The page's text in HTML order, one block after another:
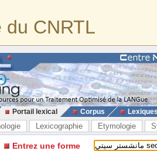
du CNRTL
Portail lexical Corpus
Lexicographie Etymologie
Entrez une forme